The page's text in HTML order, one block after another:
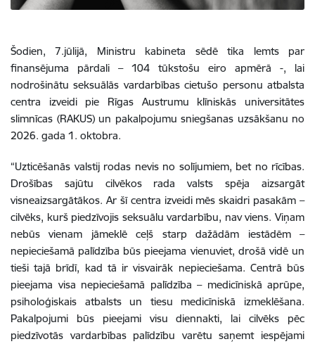
Šodien, 7.jūlijā, Ministru kabineta sēdē tika lemts par
finansējuma pārdali – 104 tūkstošu eiro apmērā -, lai
nodrošinātu seksuālās vardarbības cietušo personu atbalsta
centra izveidi pie Rīgas Austrumu klīniskās universitātes
slimnīcas (RAKUS) un pakalpojumu sniegšanas uzsākšanu no
2026. gada 1. oktobra.
“Uzticēšanās valstij rodas nevis no solījumiem, bet no rīcības.
Drošības sajūtu cilvēkos rada valsts spēja aizsargāt
visneaizsargātākos. Ar šī centra izveidi mēs skaidri pasakām –
cilvēks, kurš piedzīvojis seksuālu vardarbību, nav viens. Viņam
nebūs vienam jāmeklē ceļš starp dažādām iestādēm –
nepieciešamā palīdzība būs pieejama vienuviet, drošā vidē un
tieši tajā brīdī, kad tā ir visvairāk nepieciešama. Centrā būs
pieejama visa nepieciešamā palīdzība – medicīniskā aprūpe,
psiholoģiskais atbalsts un tiesu medicīniskā izmeklēšana.
Pakalpojumi būs pieejami visu diennakti, lai cilvēks pēc
piedzīvotās vardarbības palīdzību varētu saņemt iespējami